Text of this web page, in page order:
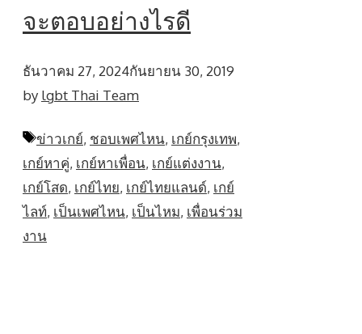
จะตอบอย่างไรดี
ธันวาคม 27, 2024กันยายน 30, 2019
by lgbt Thai Team
Tags
ข่าวเกย์, ชอบเพศไหน, เกย์กรุงเทพ,
เกย์หาคู่, เกย์หาเพื่อน, เกย์แต่งงาน,
เกย์โสด, เกย์ไทย, เกย์ไทยแลนด์, เกย์
ไลท์, เป็นเพศไหน, เป็นไหม, เพื่อนร่วม
งาน